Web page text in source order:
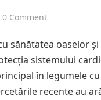
0 Comment
sănătatea oaselor
sistemului
în legumele
recente au